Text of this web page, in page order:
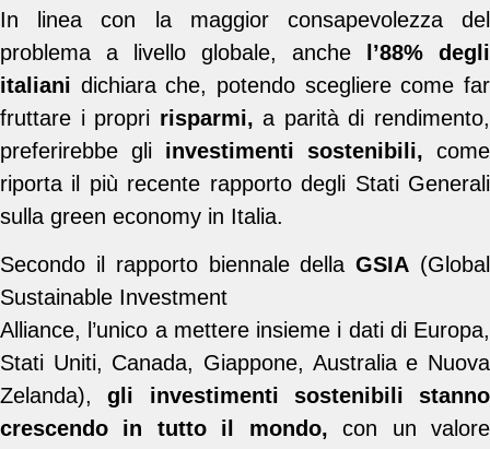
In linea con la maggior consapevolezza del
problema a livello globale, anche l’88% degli
italiani dichiara che, potendo scegliere come far
fruttare i propri risparmi, a parità di rendimento,
preferirebbe gli investimenti sostenibili, come
riporta il più recente rapporto degli Stati Generali
sulla green economy in Italia.
Secondo il rapporto biennale della GSIA (Global
Sustainable Investment
Alliance, l’unico a mettere insieme i dati di Europa,
Stati Uniti, Canada, Giappone, Australia e Nuova
Zelanda),gli investimenti sostenibili stanno
crescendo in tutto il mondo, con un valore